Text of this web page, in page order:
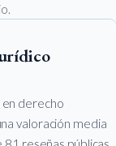
en derecho
valoración media